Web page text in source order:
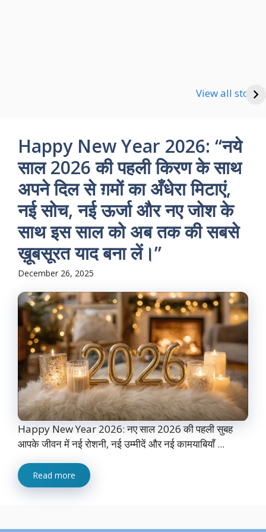
View all stories
Good Night Shayari
Happy New Year 2026: “नये
साल 2026 की पहली किरण के साथ
अपने दिल से ग़मों का अँधेरा मिटाएं,
नई सोच, नई ऊर्जा और नए जोश के
साथ इस साल को अब तक की सबसे
ख़ूबसूरत याद बना लें।”
December 26, 2025
Happy New Year 2026: नए साल 2026 की पहली सुबह
आपके जीवन में नई रोशनी, नई उम्मीदें और नई कामयाबियाँ ...
Read more